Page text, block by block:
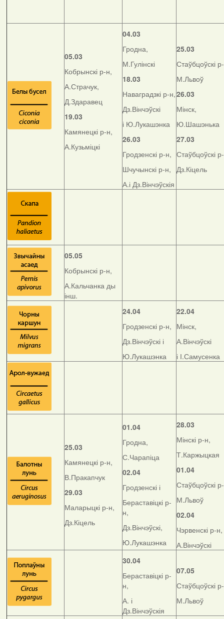
05.03
Кобрынскі р-н,
А.Страчук,
Д.Здаравец
19.03
Камянецкі р-н,
А.Кузьміцкі
04.03
Гродна,
М.Гулінскі
18.03
Наваградзкі р-н,
Дз.Вінчэўскі
і Ю.Лукашэнка
26.03
Гродзенскі р-н,
Шчучынскі р-н,
А.і Дз.Вінчэўскія
25.03
Стаўбцоўскі
М.Львоў
26.03
Мінск,
Ю.Шашэнька
27.03
Стаўбцоўскі
Дз.Кіцель
05.05
Кобрынскі р-н,
А.Кальчанка ды
інш.
24.04
Гродзенскі р-н,
Дз.Вінчэўскі і
Ю.Лукашэнка
22.04
Мінск,
А.Вінчэўскі
і І.Самусенка
25.03
Камянецкі р-н,
В.Пракапчук
29.03
Маларыцкі р-н,
Дз.Кіцель
01.04
Гродна,
С.Чарапіца
02.04
Гродзенскі і
Бераставіцкі р-
н,
Дз.Вінчэўскі,
Ю.Лукашэнка
28.03
Мінскі р-н,
Т.Каржыцкая
01.04
Стаўбцоўскі
М.Львоў
02.04
Чэрвенскі р-н,
А.Вінчэўскі
30.04
Бераставіцкі р-
н,
А. і
Дз.Вінчэўскія
07.05
Стаўбцоўскі
М.Львоў